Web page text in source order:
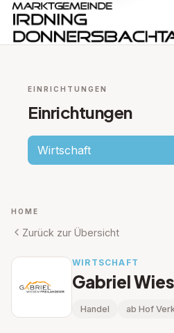
EINRICHTUNGEN
Einrichtungen
Wirtschaft
HOME
Zurück zur Übersicht
WIRTSCHAFT
Gabriel
Handel ab Hof